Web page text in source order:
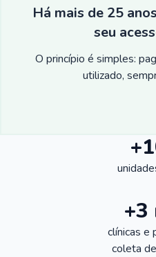
Há mais de 25
seu
O princípio é simples:
utilizado,
+3
clínicas e
coleta